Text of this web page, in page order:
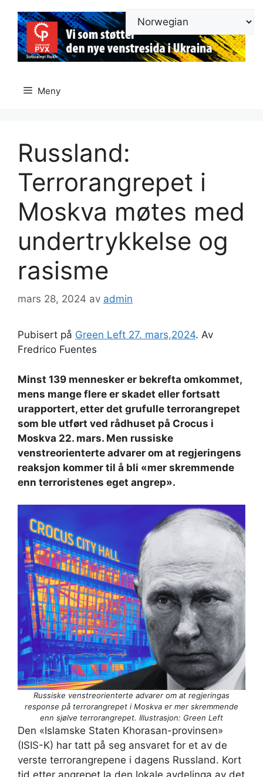
innhold
Meny
Russland:
Terrorangrepet i
Moskva møtes med
undertrykkelse og
rasisme
mars 28, 2024 av admin
Pubisert på Green Left 27. mars,2024. Av
Fredrico Fuentes
Minst 139 mennesker er bekrefta omkommet,
mens mange flere er skadet eller fortsatt
urapportert, etter det grufulle terrorangrepet
som ble utført ved rådhuset på Crocus i
Moskva 22. mars. Men russiske
venstreorienterte advarer om at regjeringens
reaksjon kommer til å bli «mer skremmende
enn terroristenes eget angrep».
Russiske venstreorienterte advarer om at regjeringas
response på terrorangrepet i Moskva er mer skremmende
enn sjølve terrorangrepet. Illustrasjon: Green Left
Den «Islamske Staten Khorasan-provinsen»
(ISIS-K) har tatt på seg ansvaret for et av de
verste terrorangrepene i dagens Russland. Kort
tid etter angrepet la den lokale avdelinga av det